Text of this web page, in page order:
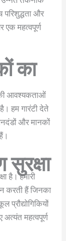
परिशुद्धता और
एक महत्वपूर्ण
का
की आवश्यकताओं
हम गारंटी देते
और मानकों
है। हमारी
करती हैं जिनका
प्रौद्योगिकियों
अत्यंत महत्वपूर्ण